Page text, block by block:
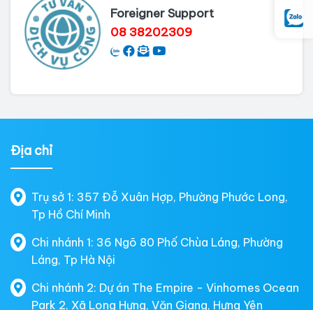
Foreigner Support
08 38202309
Địa chỉ
Trụ sở 1: 357 Đỗ Xuân Hợp, Phường Phước Long,
Tp Hồ Chí Minh
Chi nhánh 1: 36 Ngõ 80 Phố Chùa Láng, Phường
Láng, Tp Hà Nội
Chi nhánh 2: Dự án The Empire - Vinhomes Ocean
Park 2, Xã Long Hưng, Văn Giang, Hưng Yên